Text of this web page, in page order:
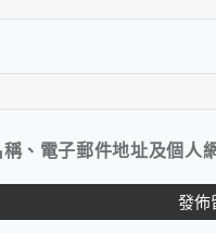
、電子郵件地址及個人